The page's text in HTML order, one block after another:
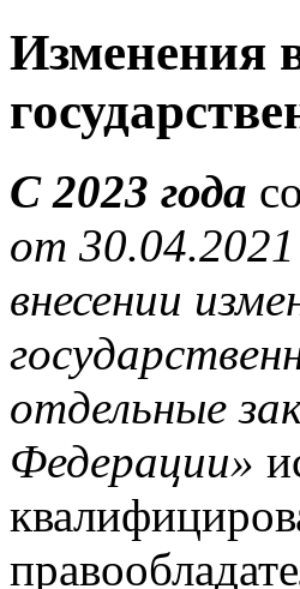
Изменения
С 2023 года
от
внесении
отдельные
Федерации»